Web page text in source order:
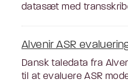
datasæt med
Alvenir ASR
Dansk taledata fra
til at evaluere ASR